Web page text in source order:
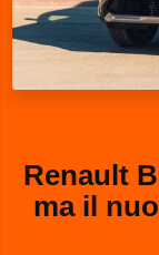
Renault
ma il